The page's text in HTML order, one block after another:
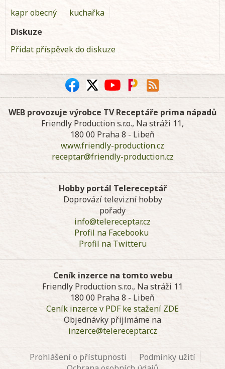
kapr obecný
kuchařka
Diskuze
Přidat příspěvek do diskuze
WEB provozuje výrobce TV Receptáře prima nápadů
Friendly Production s.r.o., Na stráži 11,
180 00 Praha 8 - Libeň
www.friendly-production.cz
receptar@friendly-production.cz
Hobby portál Telereceptář
Doprovází televizní hobby
pořady
info@telereceptar.cz
Profil na Facebooku
Profil na Twitteru
Ceník inzerce na tomto webu
Friendly Production s.r.o., Na stráži 11
180 00 Praha 8 - Libeň
Ceník inzerce v PDF ke stažení ZDE
Objednávky přijímáme na
inzerce@telereceptar.cz
Prohlášení o přístupnosti
Podmínky užití